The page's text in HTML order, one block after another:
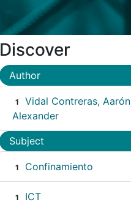
Discover
Author
1
Vidal Contreras, Aarón
Alexander
Subject
1 Confinamiento
1 ICT